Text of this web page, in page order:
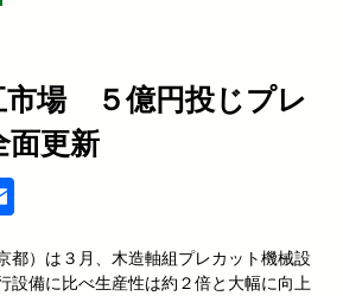
市場 ５億円投じプレ
面更新
都）は３月、木造軸組プレカット機械設
設備に比べ生産性は約２倍と大幅に向上